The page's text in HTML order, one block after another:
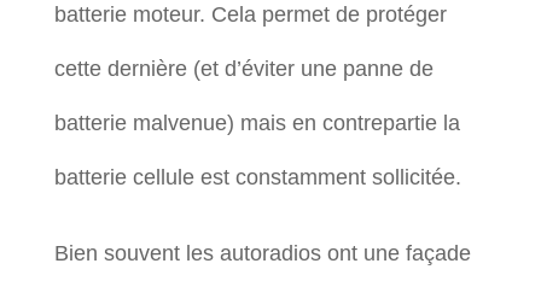
batterie moteur. Cela permet de protéger
cette dernière (et d’éviter une panne de
batterie malvenue) mais en contrepartie la
batterie cellule est constamment sollicitée.
Bien souvent les autoradios ont une façade